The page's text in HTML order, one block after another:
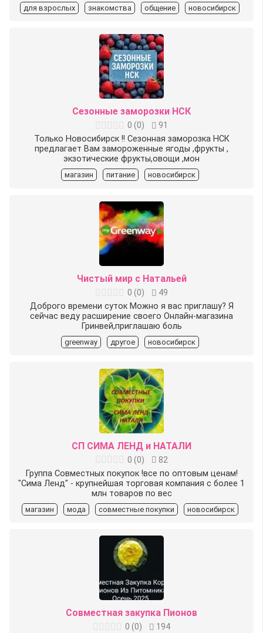
для взрослых знакомства общение новосибирск
Сезонные заморозки НСК
0 (0)
91
Только Новосибирск !! Сезонная заморозка НСК
предлагает Вам замороженные ягоды ,фрукты ,
экзотические фрукты,овощи ,мон
магазин питание новосибирск
Чистый мир с Натальей
0 (0)
49
Доброго времени суток️ Можно я вас приглашу? Я
сейчас веду расширение своего Онлайн-магазина
Гринвей,приглашаю боль
greenway другое новосибирск
СП СИМА ЛЕНД и НАТАЛИ
0 (0)
82
Группа Совместных покупок !все по оптовым ценам!
"Сима Ленд" - крупнейшая торговая компания с более 1
млн товаров по вес
магазин мода совместные покупки новосибирск
Совместная закупка Пионов
0 (0)
194